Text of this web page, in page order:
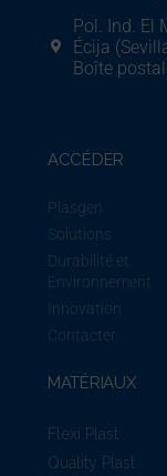
Pol. Ind. El
Écija
Boîte
ACCÉDER
Plasgen
Solutions
Durabilité et
Environnement
Innovation
Contacter
MATÉRIAUX
Flexi Plast
Quality Plast